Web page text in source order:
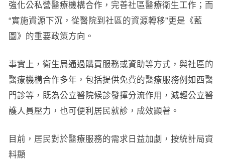
強化公私營醫療機構合作，完善社區醫療衛生工作；而
“實施資源下沉，從醫院到社區的資源轉移”更是《藍
圖》的重要政策方向。
事實上，衛生局通過購買服務或資助等方式，與社區的
醫療機構合作多年，包括提供免費的醫療服務例如西醫
門診等，既為公立醫院候診發揮分流作用，減輕公立醫
護人員壓力，也可便利居民就診，成效顯著。
目前，居民對於醫療服務的需求日益加劇，按統計局資
料顯